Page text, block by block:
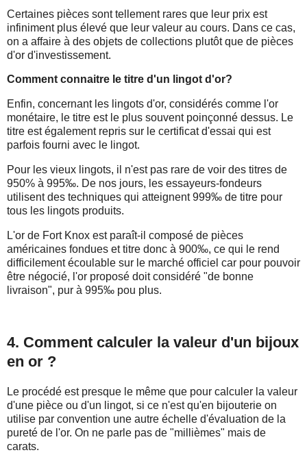
Certaines pièces sont tellement rares que leur prix est
infiniment plus élevé que leur valeur au cours. Dans ce cas,
on a affaire à des objets de collections plutôt que de pièces
d'or d'investissement.
Comment connaitre le titre d'un lingot d'or?
Enfin, concernant les lingots d'or, considérés comme l'or
monétaire, le titre est le plus souvent poinçonné dessus. Le
titre est également repris sur le certificat d'essai qui est
parfois fourni avec le lingot.
Pour les vieux lingots, il n'est pas rare de voir des titres de
950% à 995‰. De nos jours, les essayeurs-fondeurs
utilisent des techniques qui atteignent 999‰ de titre pour
tous les lingots produits.
L'or de Fort Knox est paraît-il composé de pièces
américaines fondues et titre donc à 900‰, ce qui le rend
difficilement écoulable sur le marché officiel car pour pouvoir
être négocié, l'or proposé doit considéré "de bonne
livraison", pur à 995‰ pou plus.
4. Comment calculer la valeur d'un bijoux
en or ?
Le procédé est presque le même que pour calculer la valeur
d'une pièce ou d'un lingot, si ce n'est qu'en bijouterie on
utilise par convention une autre échelle d'évaluation de la
pureté de l'or. On ne parle pas de "millièmes" mais de
carats.